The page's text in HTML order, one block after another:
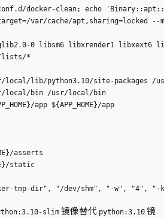
docker-clean; echo
var/cache/apt,sharing=locked
0 libsm6 libxrender1 libxext6
*
local/lib/python3.10/site-packages /
local/bin /usr/local/bin
app ${APP_HOME}/app
asserts
static
slim 镜像替代 python:3.10 镜